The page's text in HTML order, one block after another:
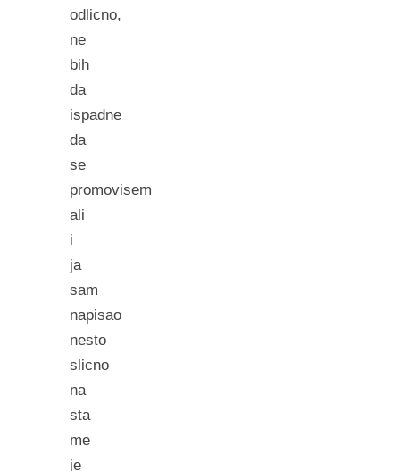
odlicno,
ne
bih
da
ispadne
da
se
promovisem
ali
i
ja
sam
napisao
nesto
slicno
na
sta
me
je